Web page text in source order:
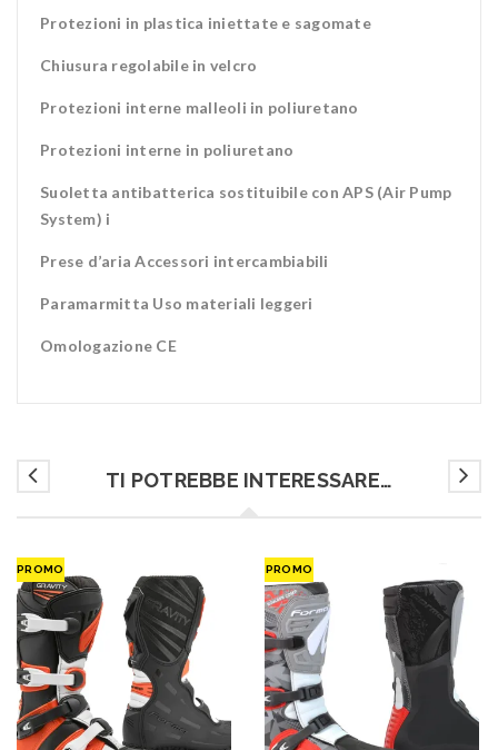
Protezioni in plastica iniettate e sagomate
Chiusura regolabile in velcro
Protezioni interne malleoli in poliuretano
Protezioni interne in poliuretano
Suoletta antibatterica sostituibile con APS (Air Pump
System) i
Prese d’aria Accessori intercambiabili
Paramarmitta Uso materiali leggeri
Omologazione CE
TI POTREBBE INTERESSARE…
PROMO PROMO